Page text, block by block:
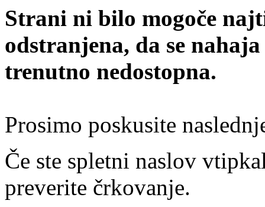
Strani ni bilo mogoče
odstranjena, da se
trenutno nedostopna.
Prosimo poskusite
Če ste spletni naslov
preverite črkovanje.